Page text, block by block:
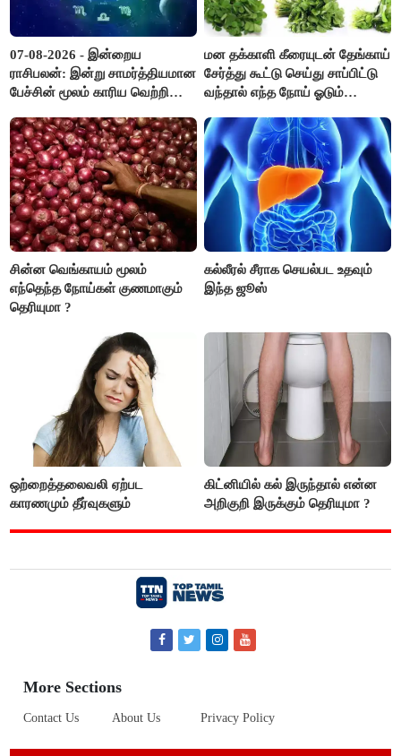
07-08-2026 - இன்றைய
ராசிபலன்: இன்று சாமர்த்தியமான
பேச்சின் மூலம் காரிய வெற்றி
பொறுப்புகளை ஒப்படைப்பதில்
கவனம் தேவை..!
மன தக்காளி கீரையுடன் தேங்காய்
சேர்த்து கூட்டு செய்து சாப்பிட்டு
வந்தால் எந்த நோய் ஓடும்
சின்ன வெங்காயம் மூலம்
எந்தெந்த நோய்கள் குணமாகும்
தெரியுமா ?
கல்லீரல் சீராக செயல்பட உதவும்
இந்த ஜூஸ்
ஒற்றைத்தலைவலி ஏற்பட
காரணமும் தீர்வுகளும்
கிட்னியில் கல் இருந்தால் என்ன
அறிகுறி இருக்கும் தெரியுமா ?
More Sections
Contact Us About Us Privacy Policy